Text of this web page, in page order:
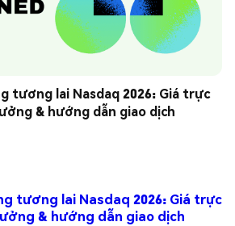
tương lai Nasdaq 2026: Giá trực
& hướng dẫn giao dịch
tương lai Nasdaq 2026: Giá trực
& hướng dẫn giao dịch